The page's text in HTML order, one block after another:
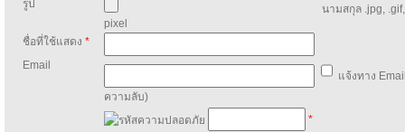
รูป
นามสกุล .jpg,
pixel
ชื่อที่ใช้แสดง *
Email
แจ้งทาง
ความลับ)
*